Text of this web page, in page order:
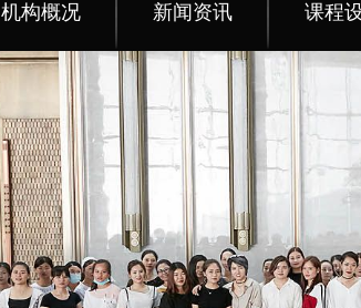
机构概况 新闻资讯 课程